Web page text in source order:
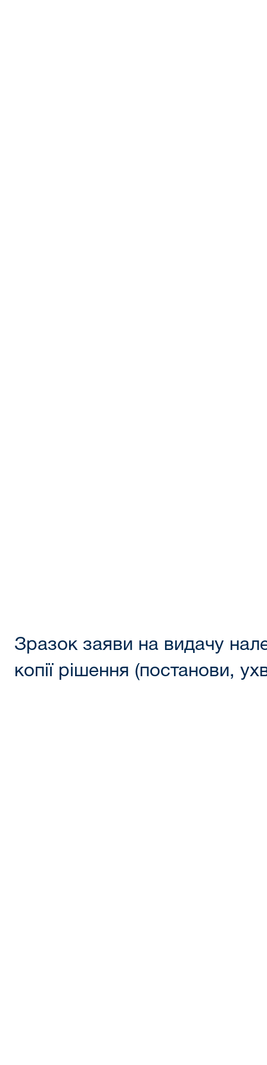
Зразок заяви на видачу
копії рішення (постанови,